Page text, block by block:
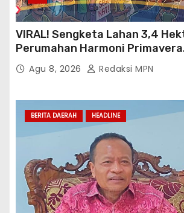
VIRAL! Sengketa Lahan 3,4
Perumahan Harmoni Primavera
Klapanunggal, GMPRI Bogor
Perumahan Blacklist PT BTC
Agu 8, 2026 Redaksi MPN
BERITA DAERAH HEADLINE